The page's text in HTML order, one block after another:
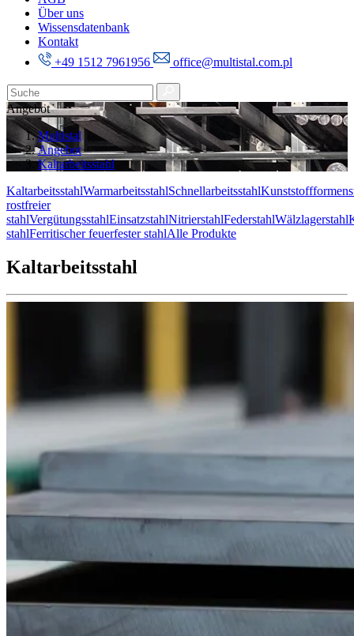
Über uns
Wissensdatenbank
Kontakt
+49 1512 7961956
office@multistal.com.pl
Angebot
Multistal
Angebot
Kaltarbeitsstahl
KaltarbeitsstahlWarmarbeitsstahlSchnellarbeitsstahl
rostfreier
stahlVergütungsstahlEinsatzstahlNitrierstahlFederstahlWälzlagerstahl
stahlFerritischer feuerfester stahlAlle Produkte
Kaltarbeitsstahl